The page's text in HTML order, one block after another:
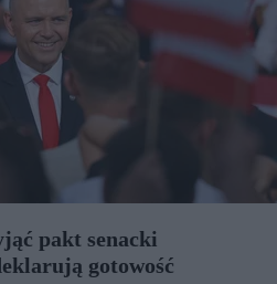
pakt senacki
gotowość